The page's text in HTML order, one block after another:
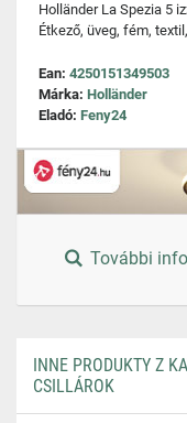
Holländer La Spezia 5
Étkező, üveg, fém,
Ean: 4250151349503
Márka: Holländer
Eladó: Feny24
További
INNE PRODUKTY Z
CSILLÁROK